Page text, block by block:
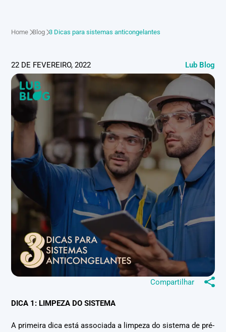
Home Blog 3 Dicas para sistemas anticongelantes
22 DE FEVEREIRO, 2022 Lub Blog
Compartilhar
DICA 1: LIMPEZA DO SISTEMA
A primeira dica está associada a limpeza do sistema de pré-